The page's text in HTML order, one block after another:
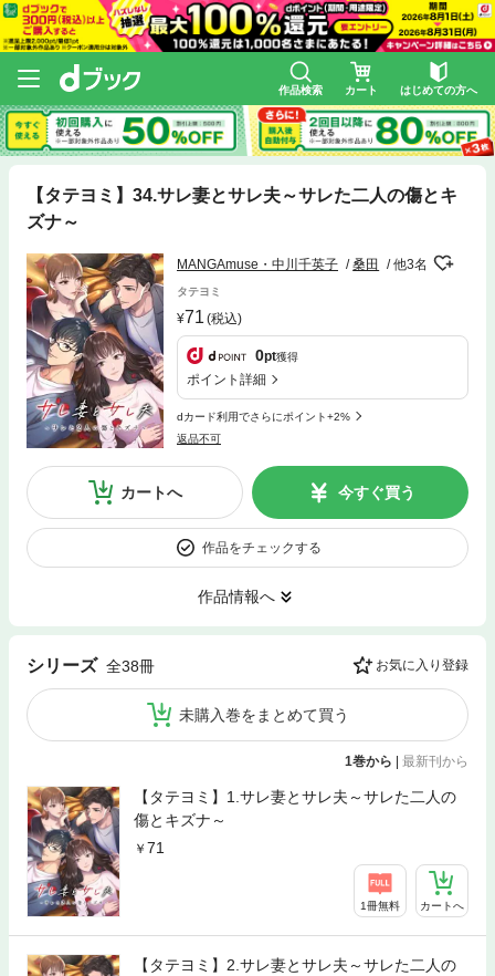
作品検索 カート はじめての方へ
【タテヨミ】34.サレ妻とサレ夫～サレた二人の傷とキ
ズナ～
MANGAmuse・中川千英子 桑田 他3名
タテヨミ
71 (税込)
0pt獲得
ポイント詳細
dカード利用でさらにポイント+2%
返品不可
カートへ 今すぐ買う
作品をチェックする
作品情報へ
シリーズ 全38冊 お気に入り登録
未購入巻をまとめて買う
1巻から | 最新刊から
【タテヨミ】1.サレ妻とサレ夫～サレた二人の
傷とキズナ～
71
1冊無料 カートへ
【タテヨミ】2.サレ妻とサレ夫～サレた二人の